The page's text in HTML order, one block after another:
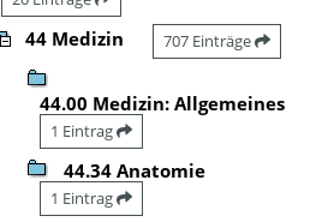
44 Medizin 707 Einträge
44.00 Medizin: Allgemeines
1 Eintrag
44.34 Anatomie
1 Eintrag